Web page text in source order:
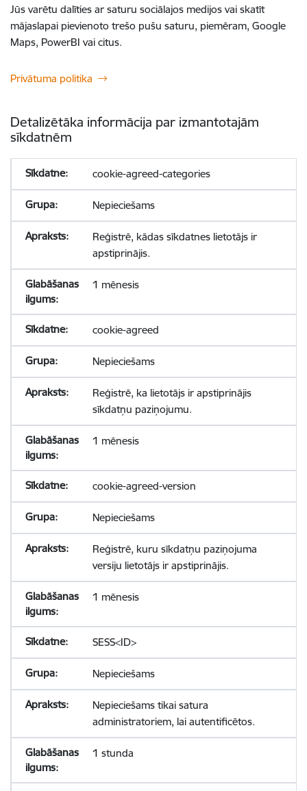
Jūs varētu dalīties ar saturu sociālajos medijos vai skatīt
mājaslapai pievienoto trešo pušu saturu, piemēram, Google
Maps, PowerBI vai citus.
Privātuma politika
Detalizētāka informācija par izmantotajām
sīkdatnēm
cookie-agreed-categories
Nepieciešams
Reģistrē, kādas sīkdatnes lietotājs ir
apstiprinājis.
1 mēnesis
cookie-agreed
Nepieciešams
Reģistrē, ka lietotājs ir apstiprinājis
sīkdatņu paziņojumu.
1 mēnesis
cookie-agreed-version
Nepieciešams
Reģistrē, kuru sīkdatņu paziņojuma
versiju lietotājs ir apstiprinājis.
1 mēnesis
SESS<ID>
Nepieciešams
Nepieciešams tikai satura
administratoriem, lai autentificētos.
1 stunda